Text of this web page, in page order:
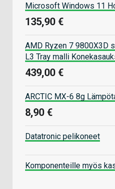
Microsoft Windows 11
135,90 €
AMD Ryzen 7 9800X3D
L3 Tray malli
439,00 €
ARCTIC MX-6 8g
8,90 €
Datatronic pelikoneet
Komponenteille myös